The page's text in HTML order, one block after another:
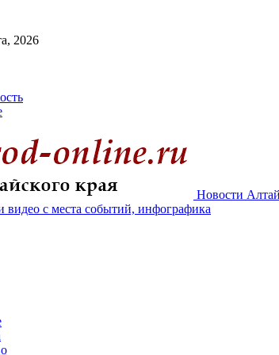
2026
Новости
видео с места событий, инфографика